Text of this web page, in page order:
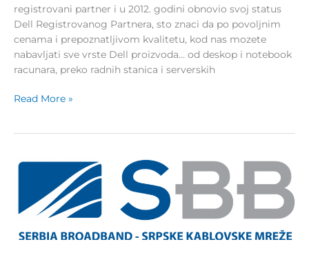
registrovani partner i u 2012. godini obnovio svoj status
Dell Registrovanog Partnera, sto znaci da po povoljnim
cenama i prepoznatljivom kvalitetu, kod nas mozete
nabavljati sve vrste Dell proizvoda… od deskop i notebook
racunara, preko radnih stanica i serverskih
Read More »
Partnerstvo